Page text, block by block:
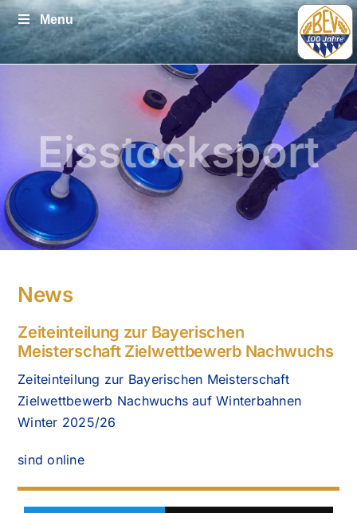
Zum
Inhalt
springen
Menu
Eisstocksport
News
Zeiteinteilung zur Bayerischen
Meisterschaft Zielwettbewerb Nachwuchs
Zeiteinteilung zur Bayerischen Meisterschaft
Zielwettbewerb Nachwuchs auf Winterbahnen
Winter 2025/26
sind online